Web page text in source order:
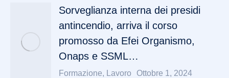
Sorveglianza interna dei presidi
antincendio, arriva il corso
promosso da Efei Organismo,
Onaps e SSML…
Formazione, Lavoro Ottobre 1, 2024